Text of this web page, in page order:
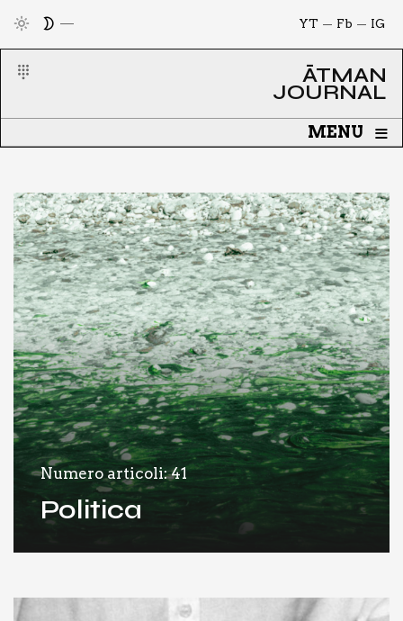
IG
Fb
YT
ĀTMAN
JOURNAL
MENU ≡
Numero articoli: 41
Politica